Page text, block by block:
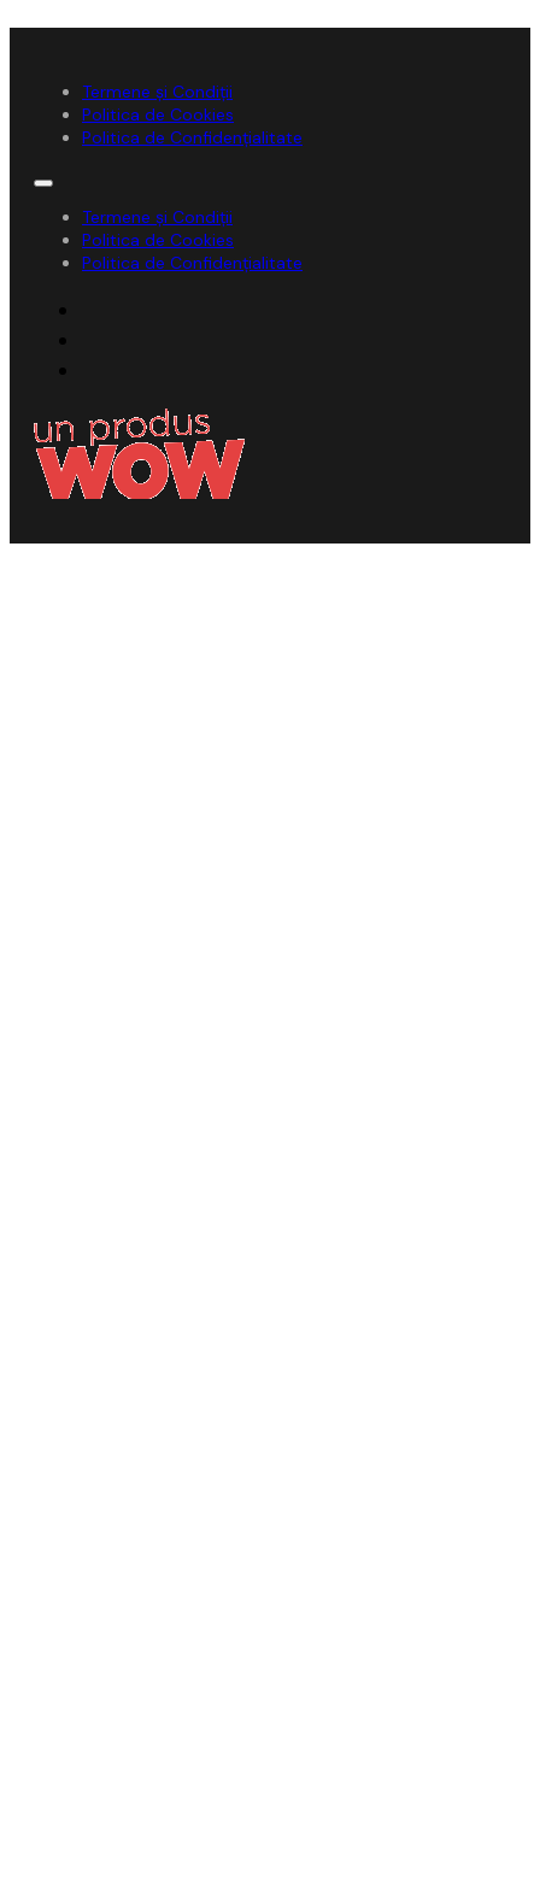
Termene și Condiții
Politica de Cookies
Politica de Confidențialitate
Termene și Condiții
Politica de Cookies
Politica de Confidențialitate